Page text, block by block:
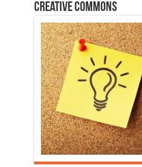
Creative Commons